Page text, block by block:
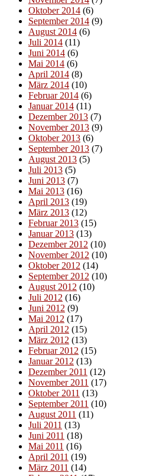
Oktober 2014 (6)
September 2014 (9)
August 2014 (6)
Juli 2014 (11)
Juni 2014 (6)
Mai 2014 (6)
April 2014 (8)
März 2014 (10)
Februar 2014 (6)
Januar 2014 (11)
Dezember 2013 (7)
November 2013 (9)
Oktober 2013 (6)
September 2013 (7)
August 2013 (5)
Juli 2013 (5)
Juni 2013 (7)
Mai 2013 (16)
April 2013 (19)
März 2013 (12)
Februar 2013 (15)
Januar 2013 (13)
Dezember 2012 (10)
November 2012 (10)
Oktober 2012 (14)
September 2012 (10)
August 2012 (10)
Juli 2012 (16)
Juni 2012 (9)
Mai 2012 (17)
April 2012 (15)
März 2012 (13)
Februar 2012 (15)
Januar 2012 (13)
Dezember 2011 (12)
November 2011 (17)
Oktober 2011 (13)
September 2011 (10)
August 2011 (11)
Juli 2011 (13)
Juni 2011 (18)
Mai 2011 (16)
April 2011 (19)
März 2011 (14)